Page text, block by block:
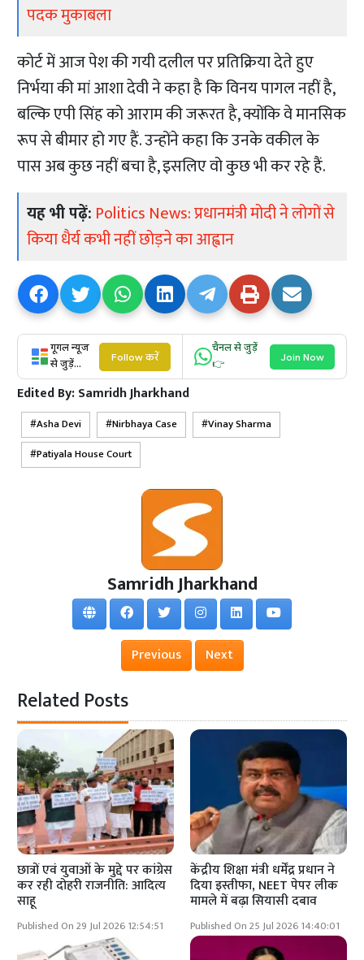
पदक मुकाबला
कोर्ट में आज पेश की गयी दलील पर प्रतिक्रिया देते हुए
निर्भया की मां आशा देवी ने कहा है कि विनय पागल नहीं है,
बल्कि एपी सिंह को आराम की जरूरत है, क्योंकि वे मानसिक
रूप से बीमार हो गए हैं. उन्होंने कहा कि उनके वकील के
पास अब कुछ नहीं बचा है, इसलिए वो कुछ भी कर रहे हैं.
यह भी पढ़ें: Politics News: प्रधानमंत्री मोदी ने लोगों से
किया धैर्य कभी नहीं छोड़ने का आह्वान
गूगल न्यूज
से जुड़ें...
Follow करें
चैनल से जुड़ें
👉
Join Now
Edited By:Samridh Jharkhand
Asha Devi Nirbhaya Case
Vinay Sharma
Patiyala House Court
Samridh Jharkhand
Previous Next
Related Posts
छात्रों एवं युवाओं के मुद्दे पर कांग्रेस
कर रही दोहरी राजनीति: आदित्य
साहू
Published On 29 Jul 2026 12:54:51
केंद्रीय शिक्षा मंत्री धर्मेंद्र प्रधान ने
दिया इस्तीफा, NEET पेपर लीक
मामले में बढ़ा सियासी दबाव
Published On 25 Jul 2026 14:40:01